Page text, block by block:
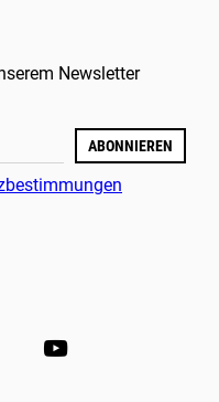
Newsletter
ABONNIEREN